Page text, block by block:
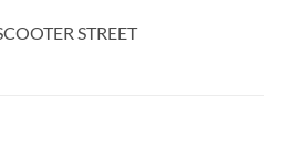
STREET